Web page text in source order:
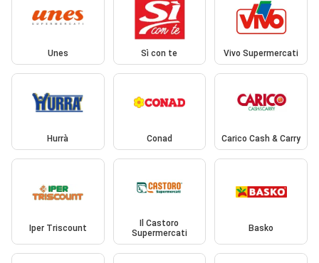
Unes Sì con te Vivo Supermercati
Hurrà Conad Carico Cash & Carry
Iper Triscount
Il Castoro
Supermercati
Basko